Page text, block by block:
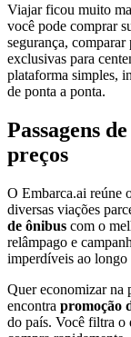
Viajar ficou muito
você pode comprar
segurança,
exclusivas para
plataforma simples,
de ponta a ponta.
Passagens
preços
O Embarca.ai reúne
diversas viações
de ônibus com o
relâmpago e
imperdíveis ao longo
Quer economizar na
encontra promoção
do país. Você filtra o